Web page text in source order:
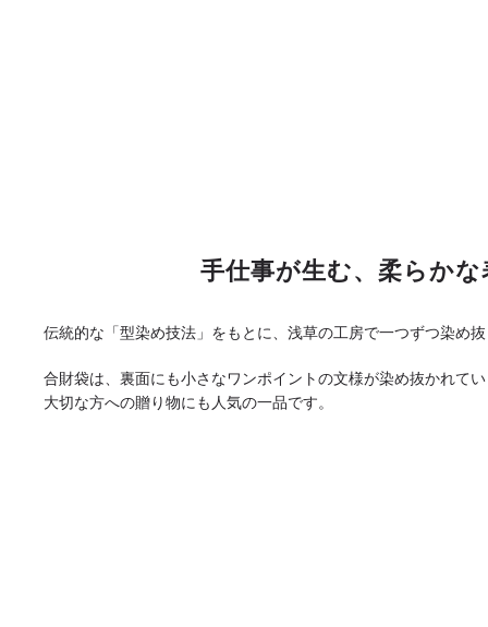
手仕事が生む、柔らかな
伝統的な「型染め技法」をもとに、浅草の工房で一つずつ染め
合財袋は、裏面にも小さなワンポイントの文様が染め抜かれて
大切な方への贈り物にも人気の一品です。